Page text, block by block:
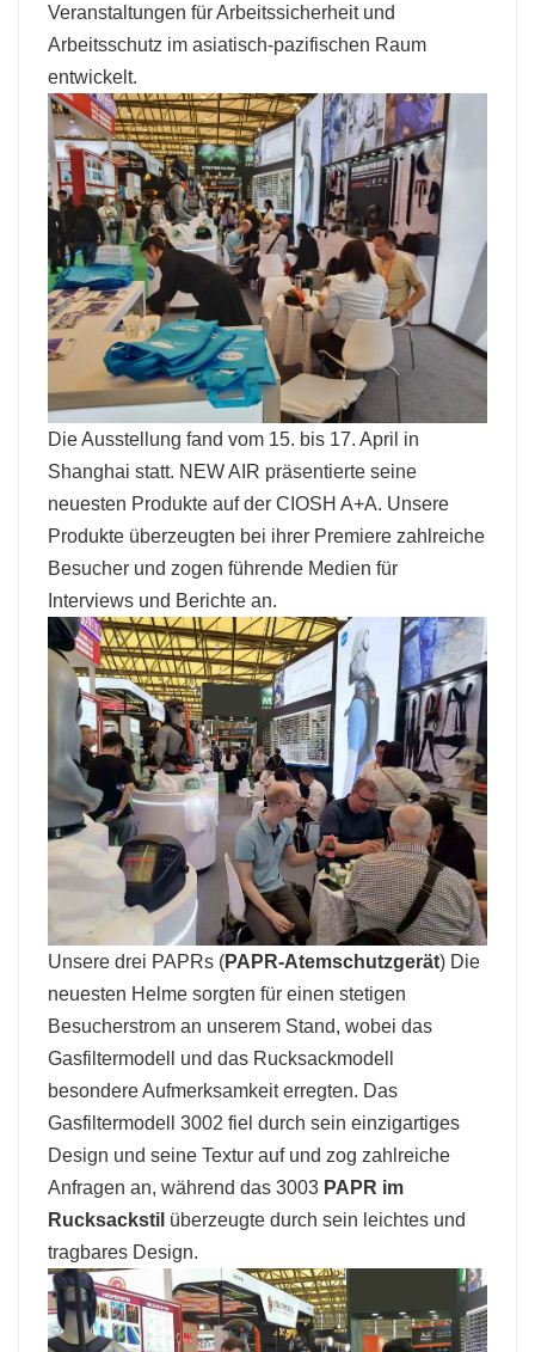
Veranstaltungen für Arbeitssicherheit und
Arbeitsschutz im asiatisch-pazifischen Raum
entwickelt.
Die Ausstellung fand vom 15. bis 17. April in
Shanghai statt. NEW AIR präsentierte seine
neuesten Produkte auf der CIOSH A+A. Unsere
Produkte überzeugten bei ihrer Premiere zahlreiche
Besucher und zogen führende Medien für
Interviews und Berichte an.
Unsere drei PAPRs (PAPR-Atemschutzgerät) Die
neuesten Helme sorgten für einen stetigen
Besucherstrom an unserem Stand, wobei das
Gasfiltermodell und das Rucksackmodell
besondere Aufmerksamkeit erregten. Das
Gasfiltermodell 3002 fiel durch sein einzigartiges
Design und seine Textur auf und zog zahlreiche
Anfragen an, während das 3003 PAPR im
Rucksackstil überzeugte durch sein leichtes und
tragbares Design.